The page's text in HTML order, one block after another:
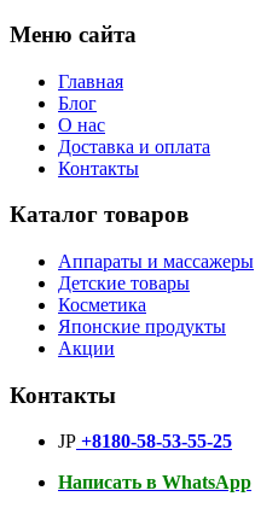
Меню сайта
Главная
Блог
О нас
Доставка и оплата
Контакты
Каталог товаров
Аппараты и массажеры
Детские товары
Косметика
Японские продукты
Акции
Контакты
JP +8180-58-53-55-25
Написать в WhatsApp